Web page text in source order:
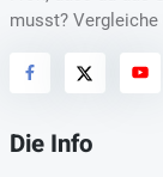
musst?
Die Info